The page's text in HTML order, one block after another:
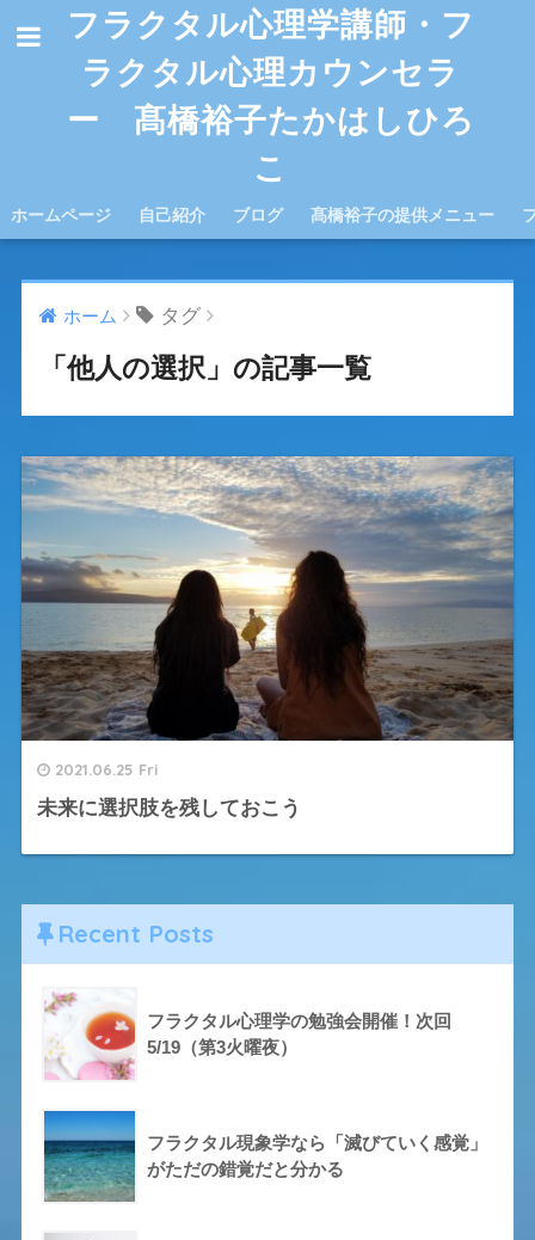
フラクタル心理学講師・フ
ラクタル心理カウンセラ
ー 髙橋裕子たかはしひろ
こ
ホームページ 自己紹介 ブログ 髙橋裕子の提供メニュー
ホーム タグ
「他人の選択」の記事一覧
2021.06.25 Fri
未来に選択肢を残しておこう
Recent Posts
フラクタル心理学の勉強会開催！次回
5/19（第3火曜夜）
フラクタル現象学なら「滅びていく感覚」
がただの錯覚だと分かる